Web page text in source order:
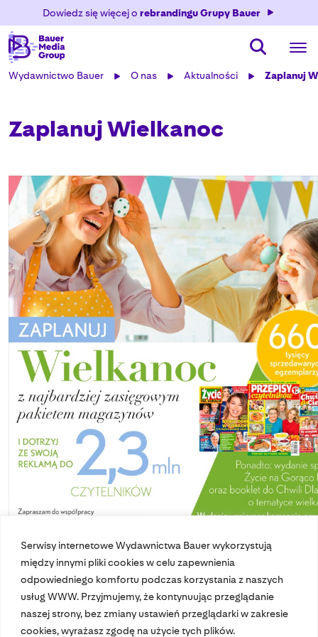
Serwisy internetowe Wydawnictwa Bauer wykorzystują
między innymi pliki cookies w celu zapewnienia
odpowiedniego komfortu podczas korzystania z naszych
usług WWW. Przyjmujemy, że kontynuując przeglądanie
naszej strony, bez zmiany ustawień przeglądarki w zakresie
cookies, wyrażasz zgodę na użycie tych plików.
Dowiedz się więcej o rebrandingu Grupy Bauer
Wydawnictwo Bauer O nas Aktualności Zaplanuj
Zaplanuj Wielkanoc